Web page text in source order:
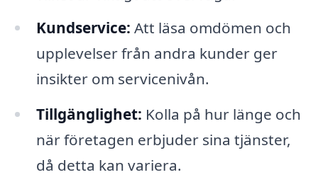
Kundservice: Att läsa omdömen och
upplevelser från andra kunder ger
insikter om servicenivån.
Tillgänglighet: Kolla på hur länge och
när företagen erbjuder sina tjänster,
då detta kan variera.